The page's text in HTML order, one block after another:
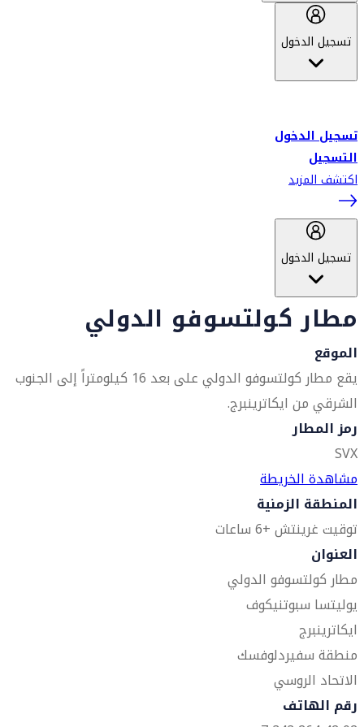
تسجيل الدخول
تسجيل الدخول
التسجيل
اكتشف المزيد
تسجيل الدخول
مطار كولتسوفو الدولي
الموقع
يقع مطار كولتسوفو الدولي على بعد 16 كيلومتراً إلى الجنوب
الشرقي من ايكاترينبرج.
رمز المطار
SVX
مشاهدة الخريطة
المنطقة الزمنية
توقيت غرينتش +6 ساعات
العنوان
مطار كولتسوفو الدولي
يوليتسا سبوتنيكوف
ايكاترينبرج
منطقة سفيردلوفسك
الاتحاد الروسي
رقم الهاتف